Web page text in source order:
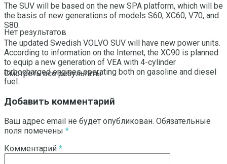
Нет результатов
Смотреть все результаты
The SUV will be based on the new SPA platform, which will be
the basis of new generations of models S60, XC60, V70, and
S80.
The updated Swedish VOLVO SUV will have new power units.
According to information on the Internet, the XC90 is planned
to equip a new generation of VEA with 4-cylinder
turbocharged engines operating both on gasoline and diesel
fuel.
Добавить комментарий
Ваш адрес email не будет опубликован. Обязательные
поля помечены *
Комментарий *